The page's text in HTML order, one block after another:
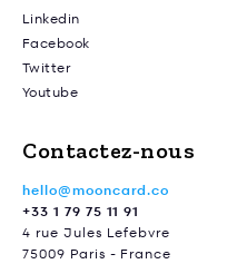
Linkedin
Facebook
Twitter
Youtube
Contactez-nous
hello@mooncard.co
+33 1 79 75 11 91
4 rue Jules Lefebvre
75009 Paris - France